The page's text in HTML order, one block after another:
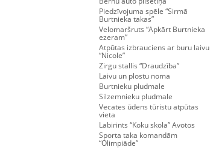
Piedzīvojuma spēle “Sirmā
Burtnieka takas”
Velomaršruts “Apkārt Burtnieka
ezeram”
Atpūtas izbrauciens ar buru laivu
“Nicole”
Zirgu stallis “Draudzība”
Laivu un plostu noma
Burtnieku pludmale
Silzemnieku pludmale
Vecates ūdens tūristu atpūtas
vieta
Labirints “Koku skola” Avotos
Sporta taka komandām
“Olimpiāde”